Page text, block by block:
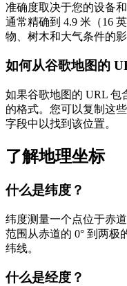
准确度取决于您的设备
通常精确到 4.9 米（16
物、树木和大气条件的影
如何从谷歌地图的
如果谷歌地图的 URL 包
的格式。您可以复制这
字段中以找到该位置。
了解地理坐标
什么是纬度？
纬度测量一个点位于赤
范围从赤道的 0° 到两极
纬线。
什么是经度？